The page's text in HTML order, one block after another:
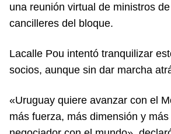
una reunión virtual de ministros
cancilleres del bloque.
Lacalle Pou intentó tranquilizar
socios, aunque sin dar marcha
«Uruguay quiere avanzar con el
más fuerza, más dimensión y